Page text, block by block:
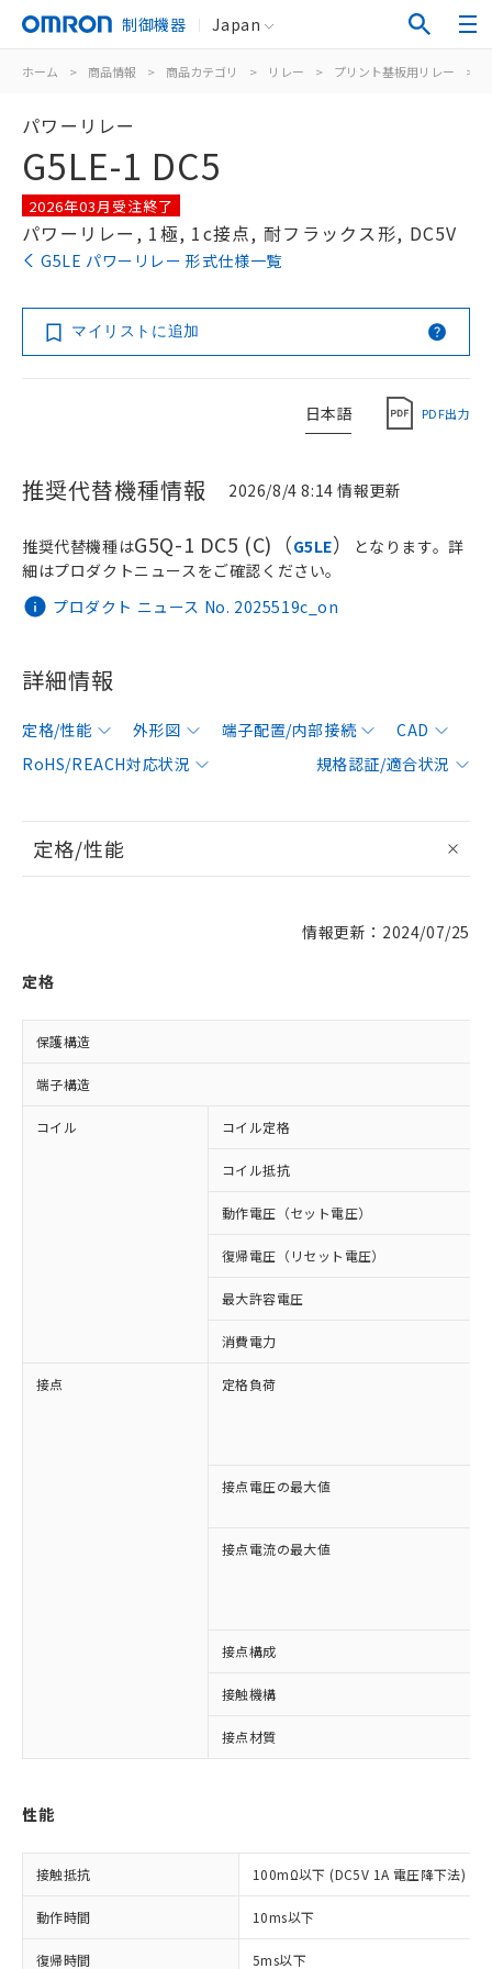
制御機器 Japan
ホーム > 商品情報 > 商品カテゴリ > リレー > プリント基板用リレー >
パワーリレー
G5LE-1 DC5
2026年03月受注終了
パワーリレー, 1極, 1c接点, 耐フラックス形, DC5V
G5LE パワーリレー 形式仕様一覧
マイリストに追加
日本語 PDF出力
推奨代替機種情報 2026/8/4 8:14 情報更新
プロダクト ニュース No. 2025519c_on
推奨代替機種はG5Q-1 DC5 (C)（G5LE）
となります。詳
細はプロダクトニュースをご確認ください。
詳細情報
定格/性能 外形図 端子配置/内部接続
CAD
RoHS/REACH対応状況
規格認証/適合状況
定格/性能
情報更新：2024/07/25
定格
保護構造
端子構造
コイル コイル定格
コイル抵抗
動作電圧（セット電圧）
復帰電圧（リセット電圧）
最大許容電圧
消費電力
接点 定格負荷
接点電圧の最大値
接点電流の最大値
接点構成
接触機構
接点材質
性能
接触抵抗 100mΩ以下 (DC5V 1A 電圧降下法)
動作時間 10ms以下
復帰時間 5ms以下
以下の条件をお読みいただき、同意のうえ
ご利用ください。
本サービスは、当社制御機器事業取扱
商品の当社在庫状況および標準価格
(税抜)を提供させていただくもので
対応済み：EU RoHS指令（10物質）の
定はありません。
調査・確認中：EU RoHS指令（10物質）の
非含有の対応状況を調査中または確認中の
商品です。
※1 中国RoHS○×表